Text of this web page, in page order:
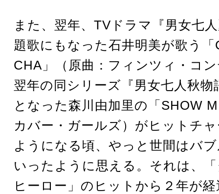
また、翌年、TVドラマ『男女七
題歌にもなった石井明美が歌う
CHA」（原曲：フィンツィ・コ
翌年の同シリーズ『男女七人秋物
となった森川由加里の「SHOW
カバー・ガールズ）がヒットチ
ようになる頃、やっと世間はバ
いったように思える。それは、
ヒーロー」のヒットから２年が